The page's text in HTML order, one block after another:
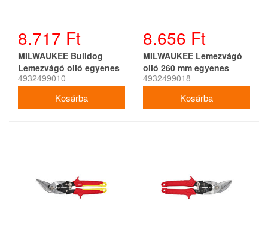
8.717 Ft
MILWAUKEE Bulldog
Lemezvágó olló egyenes
sárga
4932499010
8.656 Ft
MILWAUKEE Lemezvágó
olló 260 mm egyenes
4932499018